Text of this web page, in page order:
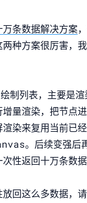
万条数据解决方案
种方案很厉害，
制列表，主要是渲
量渲染，把节点
染来复用当前已
。后续变强后
性返回十万条数
回这么多数据，